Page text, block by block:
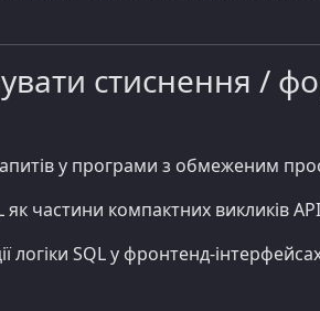
стиснення /
у програми з обмеженим
як частини компактних викликів
логіки SQL у фронтенд-